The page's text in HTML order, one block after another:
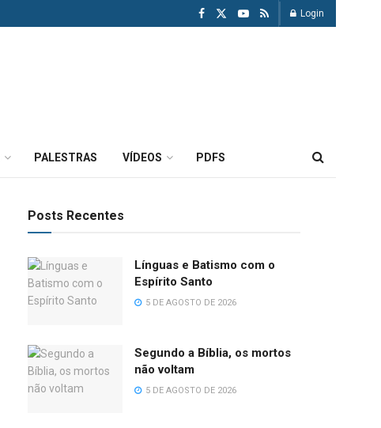
Login
PALESTRAS VÍDEOS PDFS
Posts Recentes
Línguas e Batismo com o
Espírito Santo
5 DE AGOSTO DE 2026
Segundo a Bíblia, os mortos
não voltam
5 DE AGOSTO DE 2026